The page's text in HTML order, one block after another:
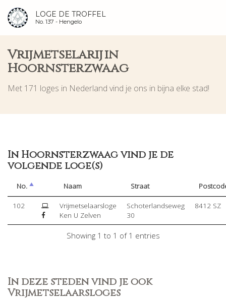
LOGE DE TROFFEL
No. 137 - Hengelo
Vrijmetselarij in
Hoornsterzwaag
Met 171 loges in Nederland vind je ons in bijna elke stad!
In Hoornsterzwaag vind je de
volgende loge(s)
No. Naam Straat
102
Vrijmetselaarsloge
Ken U Zelven
Schoterlandseweg
30
8412 SZ
Showing 1 to 1 of 1 entries
In deze steden vind je ook
Vrijmetselaarsloges